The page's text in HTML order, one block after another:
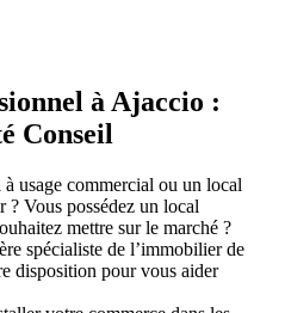
à Ajaccio :
Conseil
usage commercial ou un local
? Vous possédez un local
mettre sur le marché ?
spécialiste de l’immobilier de
disposition pour vous aider